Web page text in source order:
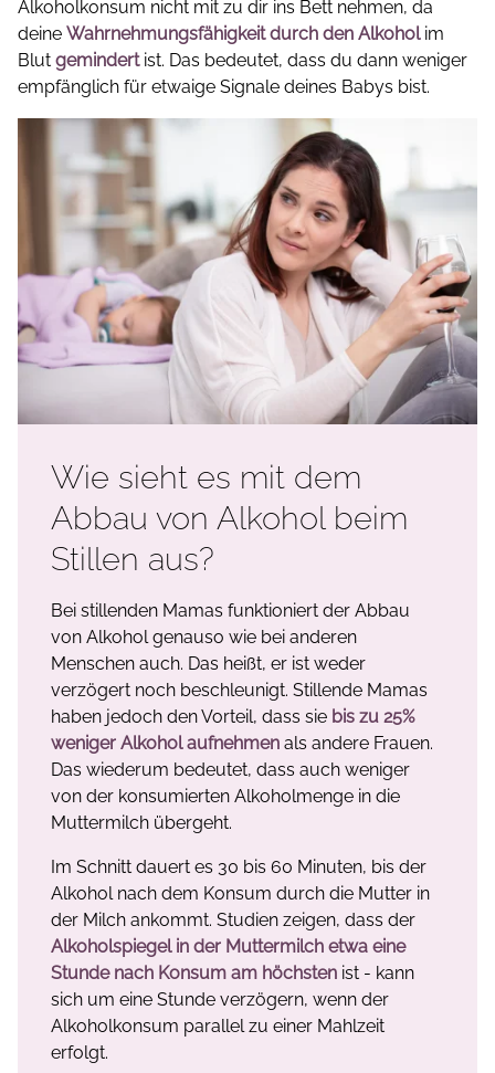
Alkoholkonsum nicht mit zu dir ins Bett nehmen, da
deine Wahrnehmungsfähigkeit durch den Alkoholim
Blut gemindertist. Das bedeutet, dass du dann weniger
empfänglich für etwaige Signale deines Babys bist.
Wie sieht es mit dem
Abbau von Alkohol beim
Stillen aus?
Bei stillenden Mamas funktioniert der Abbau
von Alkohol genauso wie bei anderen
Menschen auch. Das heißt, er ist weder
verzögert noch beschleunigt. Stillende Mamas
haben jedoch den Vorteil, dass sie bis zu 25%
weniger Alkohol aufnehmen als andere Frauen.
Das wiederum bedeutet, dass auch weniger
von der konsumierten Alkoholmenge in die
Muttermilch übergeht.
Im Schnitt dauert es 30 bis 60 Minuten, bis der
Alkohol nach dem Konsum durch die Mutter in
der Milch ankommt. Studien zeigen, dass der
Alkoholspiegel in der Muttermilch etwa eine
Stunde nach Konsum am höchsten ist - kann
sich um eine Stunde verzögern, wenn der
Alkoholkonsum parallel zu einer Mahlzeit
erfolgt.